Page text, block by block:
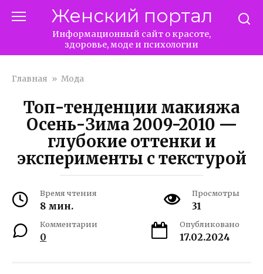
Женский портал
Информационный сайт о красоте,
здоровье, моде и психологии
Главная » Мода
Топ-тенденции макияжа
Осень-Зима 2009-2010 —
глубокие оттенки и
эксперименты с текстурой
Время чтения
8 мин.
Просмотры
31
Комментарии
0
Опубликовано
17.02.2024